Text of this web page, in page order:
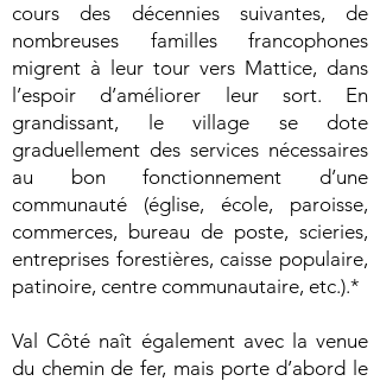
cours des décennies suivantes, de
nombreuses familles francophones
migrent à leur tour vers Mattice, dans
l’espoir d’améliorer leur sort. En
grandissant, le village se dote
graduellement des services nécessaires
au bon fonctionnement d’une
communauté (église, école, paroisse,
commerces, bureau de poste, scieries,
entreprises forestières, caisse populaire,
patinoire, centre communautaire, etc.).*
Val Côté naît également avec la venue
du chemin de fer, mais porte d’abord le